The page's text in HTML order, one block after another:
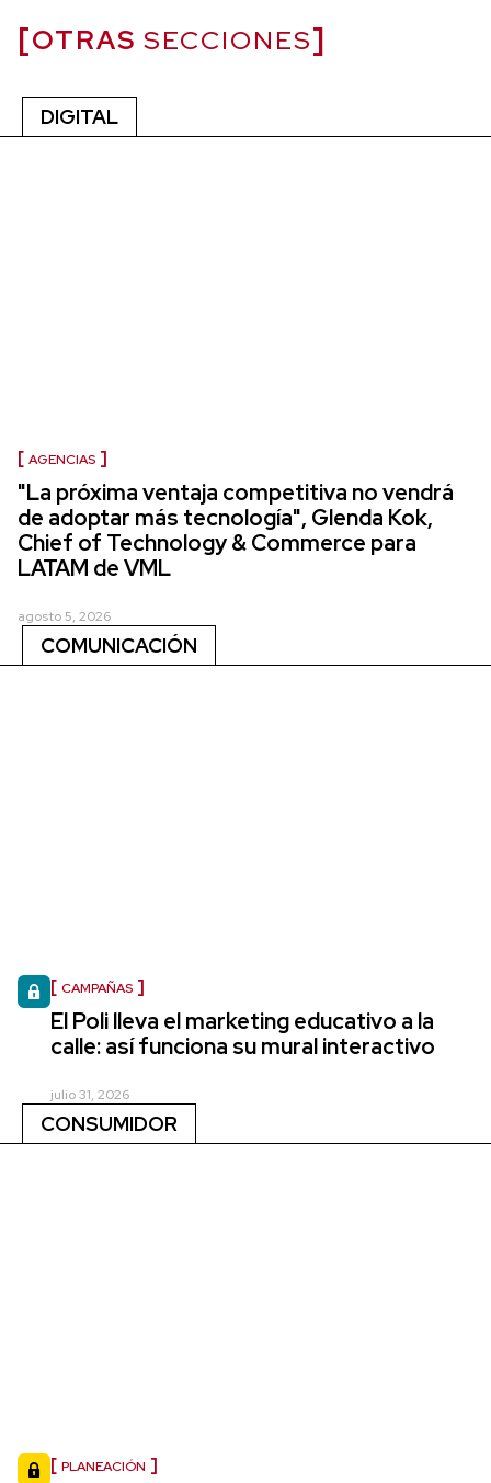
OTRAS SECCIONES
DIGITAL
AGENCIAS
"La próxima ventaja competitiva no vendrá
de adoptar más tecnología", Glenda Kok,
Chief of Technology & Commerce para
LATAM de VML
agosto 5, 2026
COMUNICACIÓN
CAMPAÑAS
El Poli lleva el marketing educativo a la
calle: así funciona su mural interactivo
julio 31, 2026
CONSUMIDOR
PLANEACIÓN